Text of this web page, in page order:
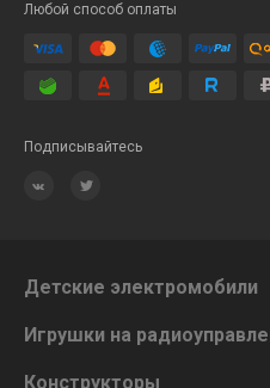
Любой способ оплаты
Подписывайтесь
Детские электромобили
Игрушки на
Конструкторы